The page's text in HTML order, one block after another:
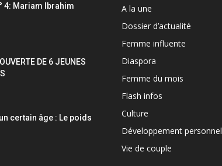
4: Mariam Ibrahim
DE 6 JEUNES
certain âge : Le poids
A la une
Dossier d’actualité
Femme influente
Diaspora
Femme du mois
Flash infos
Culture
Développement personnel
Vie de couple